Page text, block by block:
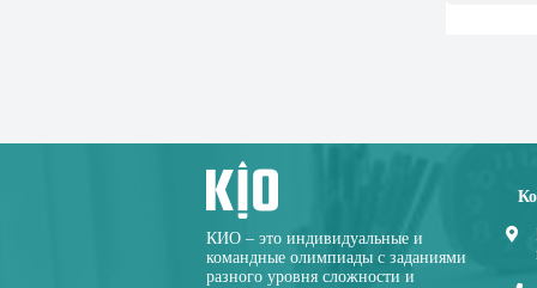
КИО – это индивидуальные и
командные олимпиады с заданиями
разного уровня сложности и